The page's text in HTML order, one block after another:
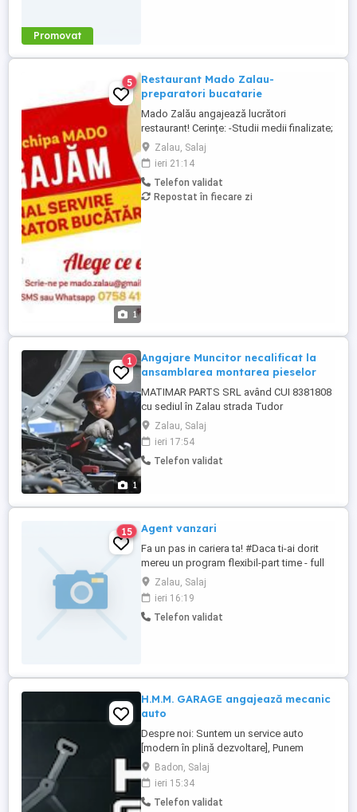
Promovat
1
5
Restaurant Mado Zalau-
preparatori bucatarie
Mado Zalău angajează lucrători
restaurant! Cerințe: -Studii medii finalizate;
-Atitudine pozitivă și orientare către client;
-Abilități de lucru în echipă; Beneficii: -
Oferim un venit net de 3600 RON luna -
Bonusuri lunare de performanță; -Avem o
grilă de majorări salariale în raport cu
Zalau, Salaj
ieri 21:14
Telefon validat
Repostat în fiecare zi
1
1
Angajare Muncitor necalificat la
ansamblarea montarea pieselor
MATIMAR PARTS SRL având CUI 8381808
cu sediul în Zalau strada Tudor
Vladimirescu nr 38, bloc Dalia, camera
1,scara A ap 55,judet Salaj, angajează:
Muncitor necalificat la ansamblarea
montarea pieselor -Cod COR 932906 - 1 de
Zalau, Salaj
ieri 17:54
Telefon validat
15 Agent vanzari
Fa un pas in cariera ta! #Daca ti-ai dorit
mereu un program flexibil-part time - full
time si satisfactii profesionale, alatura-te
echipei noastre! #Daca vrei sa iti
construiesti un portofoliu de clienti pe
termen lung inseamna ca tu esti persoana
Zalau, Salaj
ieri 16:19
Telefon validat
H.M.M. GARAGE angajează mecanic
auto
Despre noi: Suntem un service auto
[modern în plină dezvoltare], Punem
accent pe calitatea serviciilor oferite
clienților noștri și pe un mediu de lucru
corect, profesionist și respectuos pentru
echipa noastră. Ne mărim echipa și
Badon, Salaj
ieri 15:34
Telefon validat